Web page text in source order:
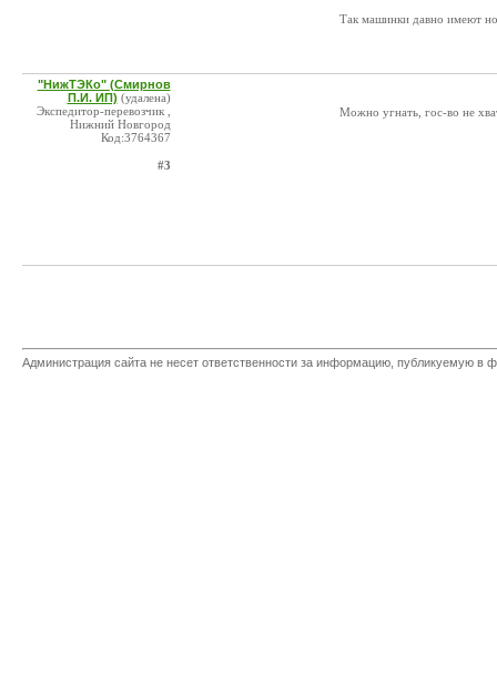
Так машинки давно имеют
"НижТЭКо" (Смирнов
П.И. ИП) (удалена)
Экспедитор-перевозчик ,
Нижний Новгород
Код:3764367
#3
Можно угнать, гос-во не
Администрация сайта не несет ответственности за информацию, публикуемую